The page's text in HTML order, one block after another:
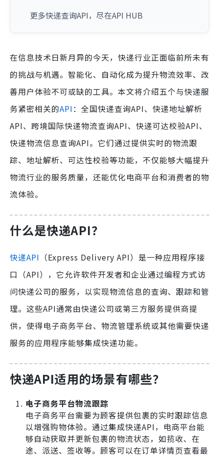
更多快递查询API，尽在API HUB
在信息技术日新月异的今天，快递行业正面临前所未有
的挑战与机遇。智能化、自动化成为提升物流效率、改
善用户体验不可或缺的工具。本文将介绍五个与快递服
务紧密相关的API：全国快递查询API、快递地址解析
API、跨境国际快递物流查询API、快递可达校验API、
快递物流信息查询API。它们通过提供实时的物流跟
踪、地址解析、可达性校验等功能，不仅能够大幅提升
物流行业的服务质量，还能优化电商平台和消费者的物
流体验。
什么是快递API？
快递API （Express Delivery API）是一种应用程序接
口（API），它允许软件开发者和企业通过编程方式访
问快递公司的服务，以实现物流信息的查询、跟踪和管
理。这些API通常由快递公司或第三方服务提供商提
供，使得电子商务平台、物流管理系统或其他需要快递
服务的应用程序能够集成快递功能。
快递API适用的场景有哪些？
电子商务平台物流跟踪
电子商务平台需要为顾客提供包裹的实时跟踪信息
以增强购物体验。通过集成快递API，电商平台能
够自动获取并更新包裹的物流状态，如揽收、在
途、派送、签收等。顾客可以在订单详情页查看最